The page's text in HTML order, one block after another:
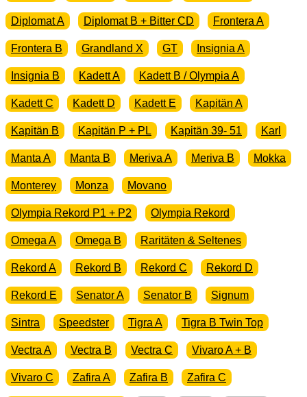
Diplomat A Diplomat B + Bitter CD Frontera A
Frontera B Grandland X GT Insignia A
Insignia B Kadett A Kadett B / Olympia A
Kadett C Kadett D Kadett E Kapitän A
Kapitän B Kapitän P + PL Kapitän 39- 51 Karl
Manta A Manta B Meriva A Meriva B Mokka
Monterey Monza Movano
Olympia Rekord P1 + P2 Olympia Rekord
Omega A Omega B Raritäten & Seltenes
Rekord A Rekord B Rekord C Rekord D
Rekord E Senator A Senator B Signum
Sintra Speedster Tigra A Tigra B Twin Top
Vectra A Vectra B Vectra C Vivaro A + B
Vivaro C Zafira A Zafira B Zafira C